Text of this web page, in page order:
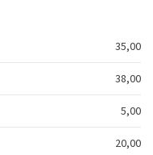
35,00
38,00
5,00
20,00